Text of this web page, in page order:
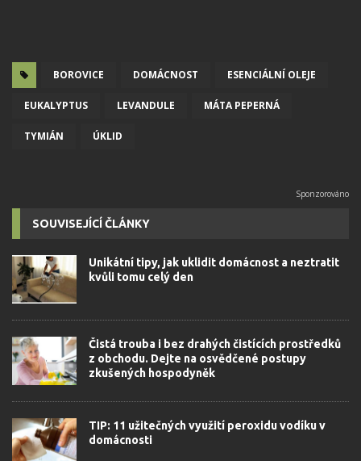
BOROVICE DOMÁCNOST ESENCIÁLNÍ OLEJE
EUKALYPTUS LEVANDULE MÁTA PEPERNÁ
TYMIÁN ÚKLID
SOUVISEJÍCÍ ČLÁNKY
Unikátní tipy, jak uklidit domácnost a neztratit
kvůli tomu celý den
Čistá trouba i bez drahých čistících prostředků
z obchodu. Dejte na osvědčené postupy
zkušených hospodyněk
TIP: 11 užitečných využití peroxidu vodíku v
domácnosti